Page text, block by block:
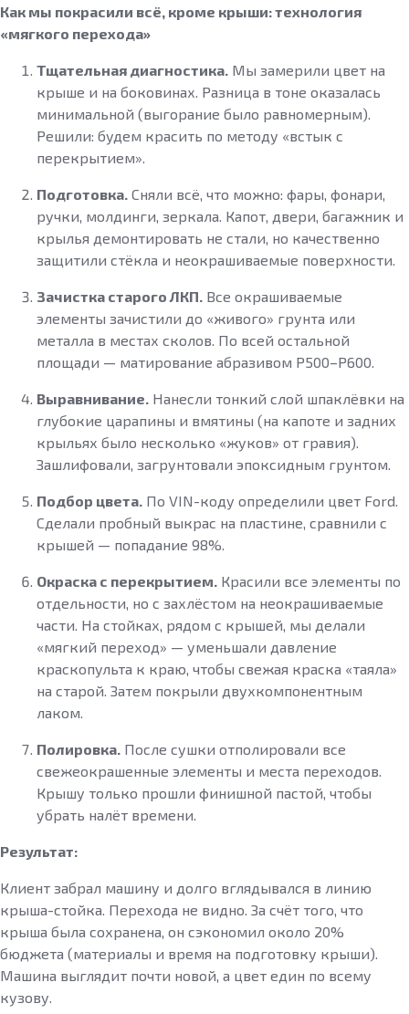
Как мы покрасили всё, кроме крыши: технология
«мягкого перехода»
Тщательная диагностика. Мы замерили цвет на
крыше и на боковинах. Разница в тоне оказалась
минимальной (выгорание было равномерным).
Решили: будем красить по методу «встык с
перекрытием».
Подготовка. Сняли всё, что можно: фары, фонари,
ручки, молдинги, зеркала. Капот, двери, багажник и
крылья демонтировать не стали, но качественно
защитили стёкла и неокрашиваемые поверхности.
Зачистка старого ЛКП. Все окрашиваемые
элементы зачистили до «живого» грунта или
металла в местах сколов. По всей остальной
площади — матирование абразивом P500–P600.
Выравнивание. Нанесли тонкий слой шпаклёвки на
глубокие царапины и вмятины (на капоте и задних
крыльях было несколько «жуков» от гравия).
Зашлифовали, загрунтовали эпоксидным грунтом.
Подбор цвета. По VIN-коду определили цвет Ford.
Сделали пробный выкрас на пластине, сравнили с
крышей — попадание 98%.
Окраска с перекрытием. Красили все элементы по
отдельности, но с захлёстом на неокрашиваемые
части. На стойках, рядом с крышей, мы делали
«мягкий переход» — уменьшали давление
краскопульта к краю, чтобы свежая краска «таяла»
на старой. Затем покрыли двухкомпонентным
лаком.
Полировка. После сушки отполировали все
свежеокрашенные элементы и места переходов.
Крышу только прошли финишной пастой, чтобы
убрать налёт времени.
Результат:
Клиент забрал машину и долго вглядывался в линию
крыша-стойка. Перехода не видно. За счёт того, что
крыша была сохранена, он сэкономил около 20%
бюджета (материалы и время на подготовку крыши).
Машина выглядит почти новой, а цвет един по всему
кузову.